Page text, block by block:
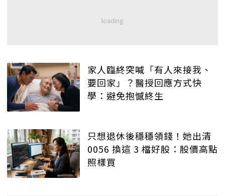
家人臨終突喊「有人來接我、
要回家」？醫授回應方式快
學：避免抱憾終生
只想退休後穩穩領錢！她出清
0056 換這 3 檔好股：股價高點
照樣買